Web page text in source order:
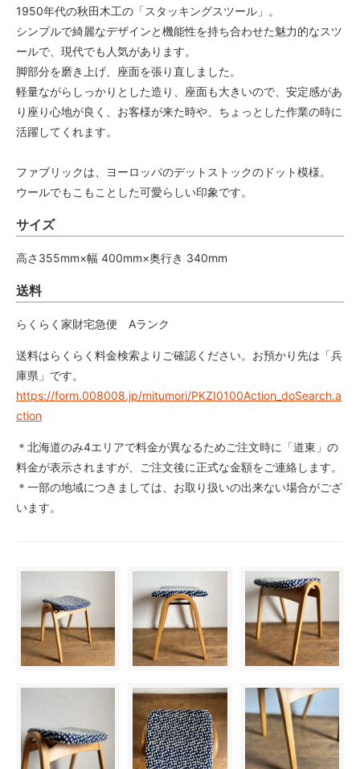
1950年代の秋田木工の「スタッキングスツール」。
シンプルで綺麗なデザインと機能性を持ち合わせた魅力的なスツ
ールで、現代でも人気があります。
脚部分を磨き上げ、座面を張り直しました。
軽量ながらしっかりとした造り、座面も大きいので、安定感があ
り座り心地が良く、お客様が来た時や、ちょっとした作業の時に
活躍してくれます。
ファブリックは、ヨーロッパのデットストックのドット模様。
ウールでもこもことした可愛らしい印象です。
サイズ
高さ355mm×幅 400mm×奥行き 340mm
送料
らくらく家財宅急便 Aランク
送料はらくらく料金検索よりご確認ください。お預かり先は「兵
庫県」です。
https://form.008008.jp/mitumori/PKZI0100Action_doSearch.a
ction
＊北海道のみ4エリアで料金が異なるためご注文時に「道東」の
料金が表示されますが、ご注文後に正式な金額をご連絡します。
＊一部の地域につきましては、お取り扱いの出来ない場合がござ
います。